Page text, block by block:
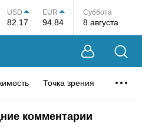
USD
82.17
EUR
94.84
Суббота
8 августа
Точка зрения
комментарии